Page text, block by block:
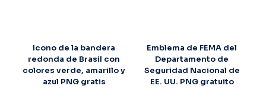
Icono de la bandera
redonda de Brasil con
colores verde, amarillo y
azul PNG gratis
Emblema de FEMA del
Departamento de
Seguridad Nacional de
EE. UU. PNG gratuito